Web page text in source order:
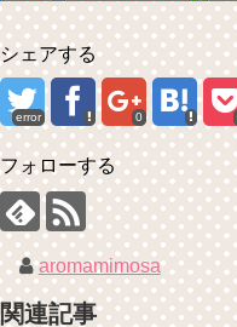
ソン・ヘギョ – ソンヘ
ハン・ヘジン 한혜진 –
한가인 –
「ライフ・ オン・ マー
ル開始！
(ENG SUB) Behind The
Crash Landing On You/ヒョン
ユン・ギュンサン、番
同僚芸能人から慰めの言葉が
キム・レウォンの影絵
を一部公開（DVD-SET2特典
ユン・ギュンサン主演
九尾狐外伝 第２話 キム
九尾狐外伝 メイキング
チョ・ヒョンジェ 조
キム・テヒの弟イ・ワ
「まず熱く掃除せよ」
せたのはソン・ジェリムのせ
【裏芸能】キムユジョ
キム・ユジョン、美し
しょ？” Big News TV
キム・ユジョン、新ド
を見た瞬間惹かれた”
幻の王女チャミョンゴ
YUCHUN ♥ LOVE 15 「
シェアする
error 0
フォローする
aromamimosa
関連記事